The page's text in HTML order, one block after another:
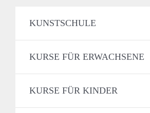
KUNSTSCHULE
KURSE FÜR ERWACHSENE
KURSE FÜR KINDER